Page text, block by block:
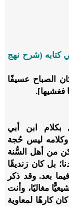
كتابه (شرح نهج
الصباح عسيفًا
فغشيها].
بكلام ابن أبي
وكلامه ليس حُجة
من أهل السُّنة
بل كان زنديقًا
بعد. وقد ذكر
مغاليًا، وأنت
كارهًا لمعاوية